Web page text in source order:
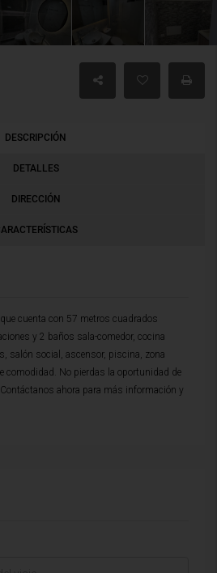
DESCRIPCIÓN
DETALLES
DIRECCIÓN
cuenta con 57 metros cuadrados
y 2 baños sala-comedor, cocina
salón social, ascensor, piscina, zona
comodidad. No pierdas la oportunidad de
ahora para más información y